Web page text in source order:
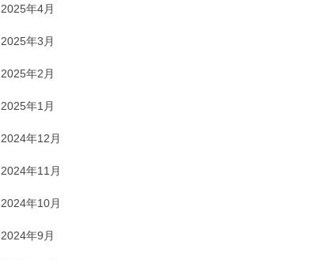
2025年4月
2025年3月
2025年2月
2025年1月
2024年12月
2024年11月
2024年10月
2024年9月